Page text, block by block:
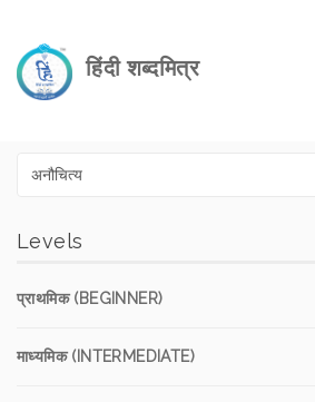
हिंदी शब्दमित्र
Levels
प्राथमिक (BEGINNER)
माध्यमिक (INTERMEDIATE)